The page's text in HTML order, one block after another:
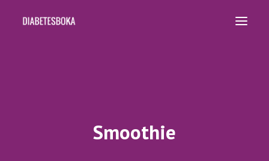
KURS OG FOREDRAGSmoothie